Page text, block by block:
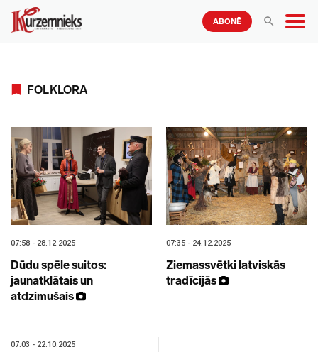
ABONĒ
FOLKLORA
07:58 - 28.12.2025
Dūdu spēle suitos:
jaunatklātais un
atdzimušais
07:35 - 24.12.2025
Ziemassvētki latviskās
tradīcijās
07:03 - 22.10.2025